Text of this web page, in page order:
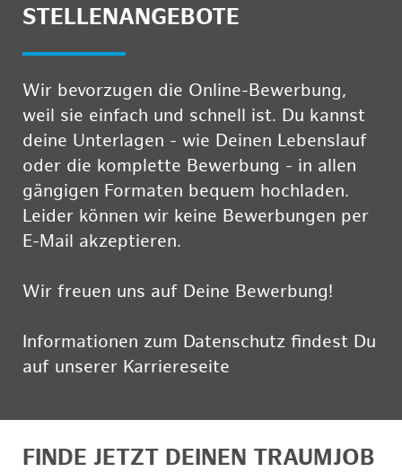
STELLENANGEBOTE
Wir bevorzugen die Online-Bewerbung,
weil sie einfach und schnell ist. Du kannst
deine Unterlagen - wie Deinen Lebenslauf
oder die komplette Bewerbung - in allen
gängigen Formaten bequem hochladen.
Leider können wir keine Bewerbungen per
E-Mail akzeptieren.
Wir freuen uns auf Deine Bewerbung!
Informationen zum Datenschutz findest Du
auf unserer Karriereseite
FINDE JETZT DEINEN TRAUMJOB